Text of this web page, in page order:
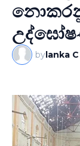
bylanka